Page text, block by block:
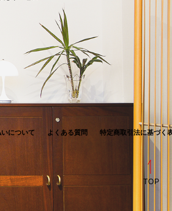
いについて よくある質問
特定商取引法に基づく